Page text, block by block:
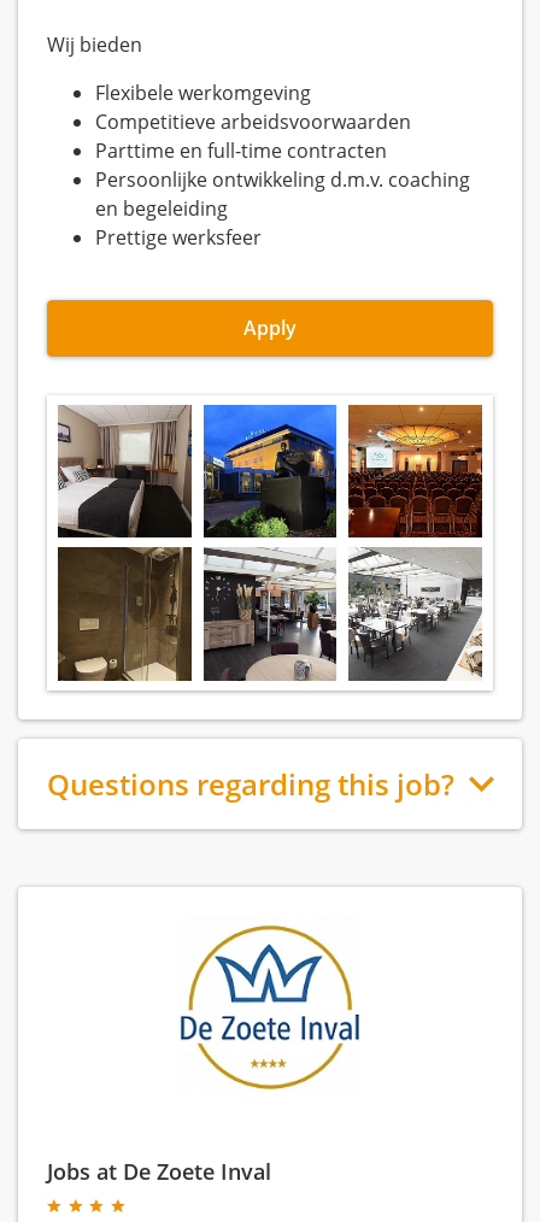
Wij bieden
Flexibele werkomgeving
Competitieve arbeidsvoorwaarden
Parttime en full-time contracten
Persoonlijke ontwikkeling d.m.v. coaching
en begeleiding
Prettige werksfeer
Apply
Questions regarding this job?
Jobs at De Zoete Inval